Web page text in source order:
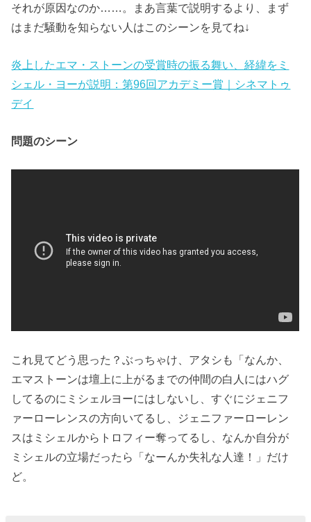
それが原因なのか……。まあ言葉で説明するより、まず
はまだ騒動を知らない人はこのシーンを見てね↓
炎上したエマ・ストーンの受賞時の振る舞い、経緯をミ
シェル・ヨーが説明：第96回アカデミー賞｜シネマトゥ
デイ
問題のシーン
これ見てどう思った？ぶっちゃけ、アタシも「なんか、
エマストーンは壇上に上がるまでの仲間の白人にはハグ
してるのにミシェルヨーにはしないし、すぐにジェニフ
ァーローレンスの方向いてるし、ジェニファーローレン
スはミシェルからトロフィー奪ってるし、なんか自分が
ミシェルの立場だったら「なーんか失礼な人達！」だけ
ど。